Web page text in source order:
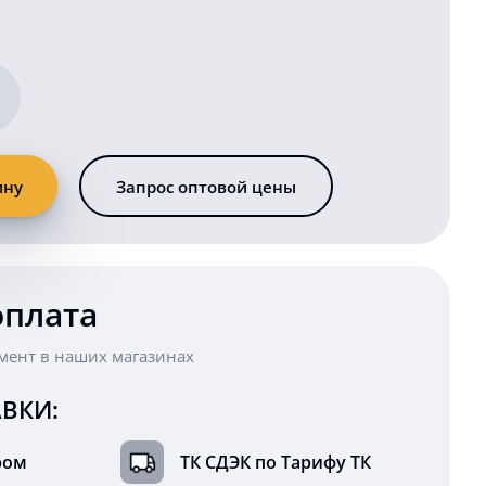
Запрос оптовой цены
в наших магазинах
ТК СДЭК по Тарифу ТК